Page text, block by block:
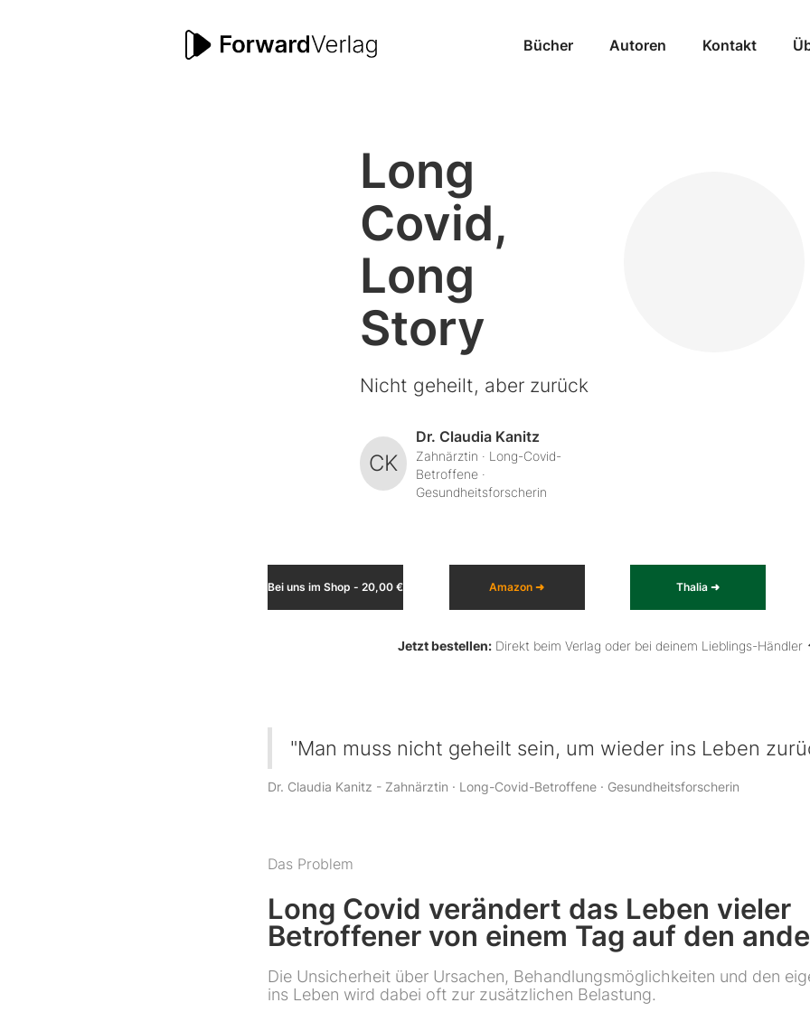
Bücher Autoren Kontakt
Long
Covid,
Long
Story
Nicht geheilt, aber zurück
CK
Dr. Claudia Kanitz
Zahnärztin · Long-Covid-
Betroffene ·
Gesundheitsforscherin
Bei uns im Shop - 20,00 € Amazon ➜ Thalia ➜
Jetzt bestellen:Direkt beim Verlag oder bei deinem Lieblings-Händler
"Man muss nicht geheilt sein, um wieder ins Leben
Dr. Claudia Kanitz - Zahnärztin · Long-Covid-Betroffene · Gesundheitsforscherin
Das Problem
Long Covid verändert das Leben vieler
Betroffener von einem Tag auf den
Die Unsicherheit über Ursachen, Behandlungsmöglichkeiten und den
ins Leben wird dabei oft zur zusätzlichen Belastung.